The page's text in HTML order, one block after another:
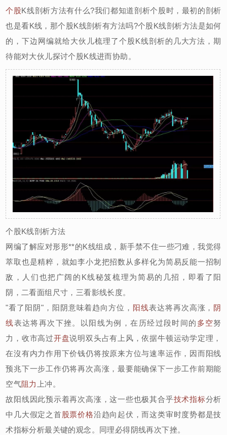
个股K线剖析方法有什么?我们都知道剖析个股时，最初的剖析
也是看K线，那个股K线剖析有方法吗?个股K线剖析方法是如何
的，下边网编就给大伙儿梳理了个股K线剖析的几大方法，期
待能对大伙儿探讨个股K线进而协助。
个股K线剖析方法
网编了解应对形形**的K线组成，新手禁不住一些刁难，我觉得
萃取也是精粹，就如李小龙把招数从多样化为简易反能一招制
敌，人们也把广阔的K线秘笈梳理为简易的几招，即看了阳
阴，二看面组尺寸，三看影线长度。
"看了阳阴"，阳阴意味着趋向方位， 阳线表达将再次高涨， 阴
线表达将再次下挫。以阳线为例，在历经过段时间的 多空努
力，收市高过开盘说明双头占有上风，依据牛顿运动学定理，
在沒有内力作用下价钱仍将按原来方位与速率运作，因而阳线
预兆下一步工作仍将再次高涨，最要能确保下一步工作前期能
空气阻力上冲。
故阳线因此预示着再次高涨，这一些也极其合乎技术指标分析
中几大假定之首股票价格沿趋向起伏，而这类审时度势都是技
术指标分析最关键的观念。同理必得阴线再次下挫。